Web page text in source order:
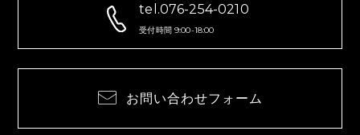
tel.076-254-0210
受付時間 9:00-18:00
お問い合わせフォーム